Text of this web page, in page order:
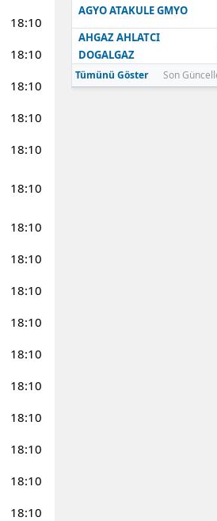
18:10
18:10
18:10
18:10
18:10
18:10
18:10
18:10
18:10
18:10
18:10
18:10
18:10
18:10
18:10
18:10
AGYO ATAKULE GMYO
AHGAZ AHLATCI
DOGALGAZ
Tümünü Göster Son